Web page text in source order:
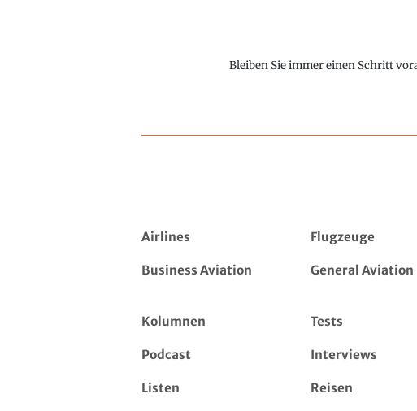
Bleiben Sie immer einen Schritt
Airlines Flugzeuge
Business Aviation General Aviation
Kolumnen Tests
Podcast Interviews
Listen Reisen